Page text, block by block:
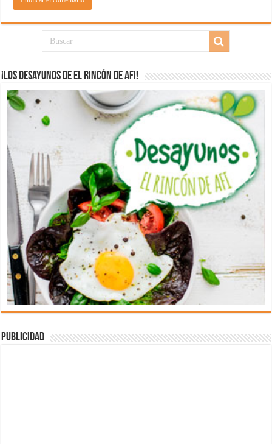
¡Los desayunos de El Rincón de Afi!
Publicidad